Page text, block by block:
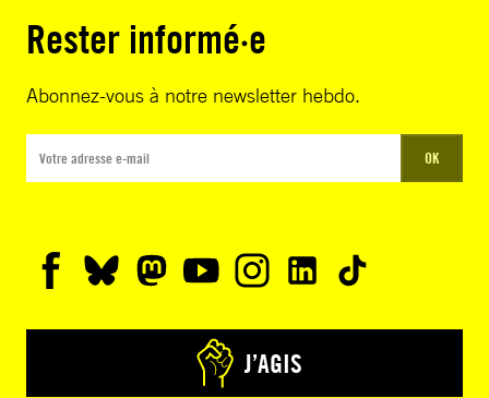
Rester informé·e
Abonnez-vous à notre newsletter hebdo.
OK
J’AGIS